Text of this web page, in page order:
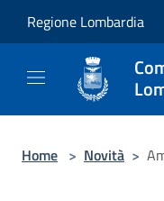
Regione Lombardia
Home > Novità >